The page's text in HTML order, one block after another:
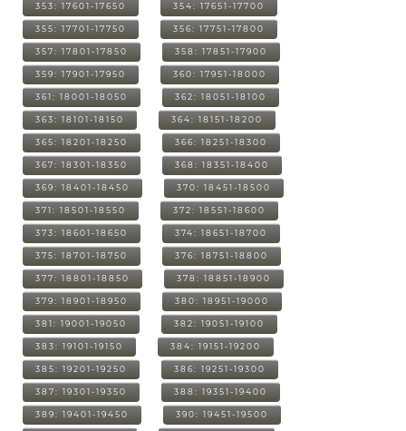
353: 17601-17650 354: 17651-17700
355: 17701-17750 356: 17751-17800
357: 17801-17850 358: 17851-17900
359: 17901-17950 360: 17951-18000
361: 18001-18050 362: 18051-18100
363: 18101-18150 364: 18151-18200
365: 18201-18250 366: 18251-18300
367: 18301-18350 368: 18351-18400
369: 18401-18450 370: 18451-18500
371: 18501-18550 372: 18551-18600
373: 18601-18650 374: 18651-18700
375: 18701-18750 376: 18751-18800
377: 18801-18850 378: 18851-18900
379: 18901-18950 380: 18951-19000
381: 19001-19050 382: 19051-19100
383: 19101-19150 384: 19151-19200
385: 19201-19250 386: 19251-19300
387: 19301-19350 388: 19351-19400
389: 19401-19450 390: 19451-19500